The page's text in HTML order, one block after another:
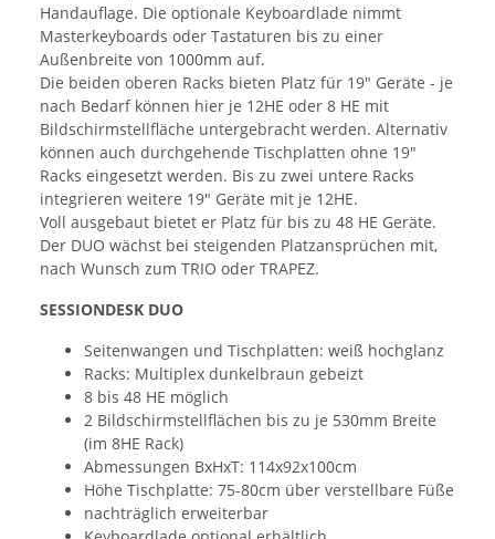
Handauflage. Die optionale Keyboardlade nimmt
Masterkeyboards oder Tastaturen bis zu einer
Außenbreite von 1000mm auf.
Die beiden oberen Racks bieten Platz für 19" Geräte - je
nach Bedarf können hier je 12HE oder 8 HE mit
Bildschirmstellfläche untergebracht werden. Alternativ
können auch durchgehende Tischplatten ohne 19"
Racks eingesetzt werden. Bis zu zwei untere Racks
integrieren weitere 19" Geräte mit je 12HE.
Voll ausgebaut bietet er Platz für bis zu 48 HE Geräte.
Der DUO wächst bei steigenden Platzansprüchen mit,
nach Wunsch zum TRIO oder TRAPEZ.
SESSIONDESK DUO
Seitenwangen und Tischplatten: weiß hochglanz
Racks: Multiplex dunkelbraun gebeizt
8 bis 48 HE möglich
2 Bildschirmstellflächen bis zu je 530mm Breite
(im 8HE Rack)
Abmessungen BxHxT: 114x92x100cm
Höhe Tischplatte: 75-80cm über verstellbare Füße
nachträglich erweiterbar